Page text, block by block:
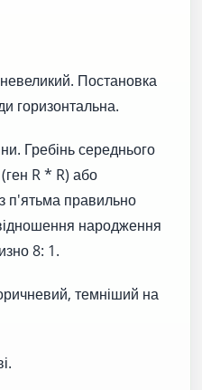
Постановка
горизонтальна.
Гребінь середнього
R * R) або
п'ятьма правильно
народження
8: 1.
темніший на